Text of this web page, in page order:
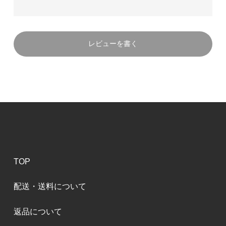
レビューを書く
TOP
配送・送料について
返品について